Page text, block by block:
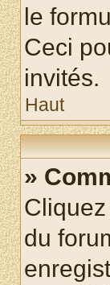
le
Ceci
invités.
Haut
»
du